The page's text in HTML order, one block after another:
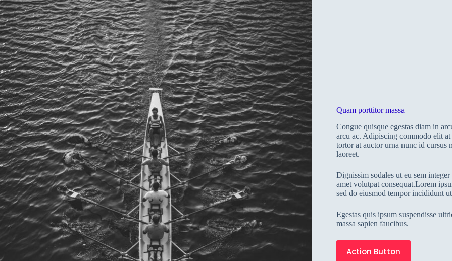
Quam porttitor massa
Congue quisque egestas diam in
arcu ac. Adipiscing commodo elit
tortor at auctor urna nunc id cursus
laoreet.
Dignissim sodales ut eu sem
amet volutpat consequat.Lorem
sed do eiusmod tempor incididunt
Egestas quis ipsum suspendisse
massa sapien faucibus.
Action Button